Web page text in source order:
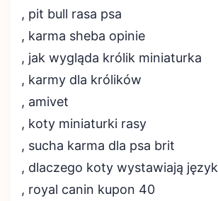
, pit bull rasa psa
, karma sheba opinie
, jak wygląda królik miniaturka
, karmy dla królików
, amivet
, koty miniaturki rasy
, sucha karma dla psa brit
, dlaczego koty wystawiają język
, royal canin kupon 40